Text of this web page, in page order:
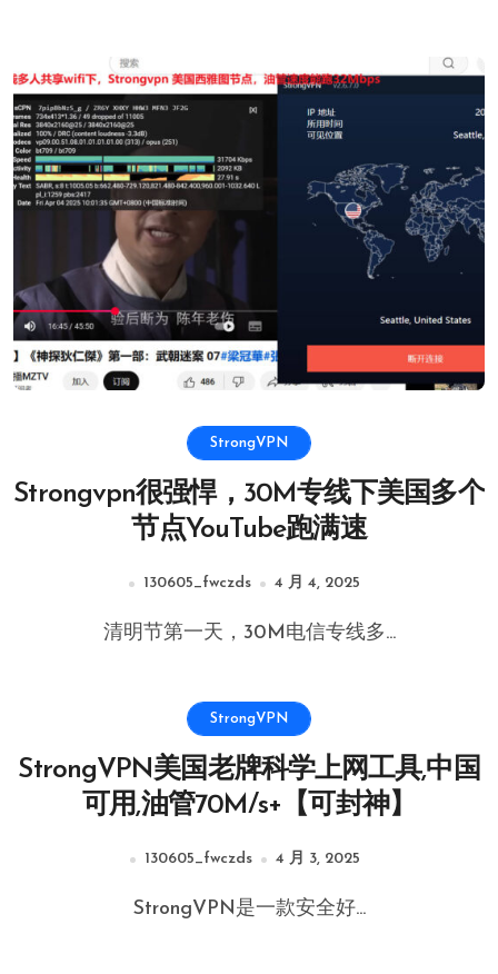
StrongVPN
Strongvpn很强悍，30M专线下美国多个
节点YouTube跑满速
130605_fwczds 4 月 4, 2025
清明节第一天，30M电信专线多...
StrongVPN
StrongVPN美国老牌科学上网工具,中国
可用,油管70M/s+【可封神】
130605_fwczds 4 月 3, 2025
StrongVPN是一款安全好...